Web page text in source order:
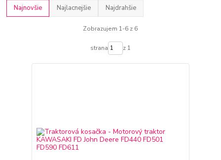
Najnovšie Najlacnejšie Najdrahšie
Zobrazujem 1-6 z 6
strana z 1